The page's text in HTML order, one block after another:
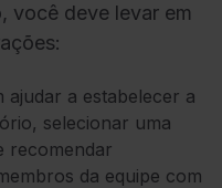
você deve levar em
ajudar a estabelecer a
selecionar uma
recomendar
da equipe com